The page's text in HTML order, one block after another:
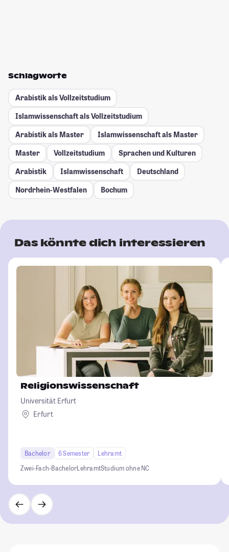
Schlagworte
Arabistik als Vollzeitstudium
Islamwissenschaft als Vollzeitstudium
Arabistik als Master
Islamwissenschaft als Master
Master
Vollzeitstudium
Sprachen und Kulturen
Arabistik
Islamwissenschaft
Deutschland
Nordrhein-Westfalen
Bochum
Das könnte dich interessieren
Religionswissenschaft
Universität Erfurt
Erfurt
Bachelor 6 Semester
Lehramt
Zwei-Fach-BachelorLehramtStudium ohne NC